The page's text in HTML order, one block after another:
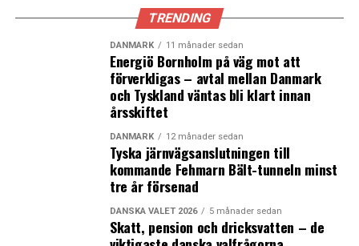
Danskar vill ha med Skåne i Köpenhamnssamarbete
Stigande huspriser i Danmark – och uppgången kan
fortsätta nästa år
TRENDING
DANMARK 11 månader sedan
Energiö Bornholm på väg mot att
förverkligas – avtal mellan Danmark
och Tyskland väntas bli klart innan
årsskiftet
DANMARK 12 månader sedan
Tyska järnvägsanslutningen till
kommande Fehmarn Bält-tunneln minst
tre år försenad
DANSKA VALET 2026 5 månader sedan
Skatt, pension och dricksvatten – de